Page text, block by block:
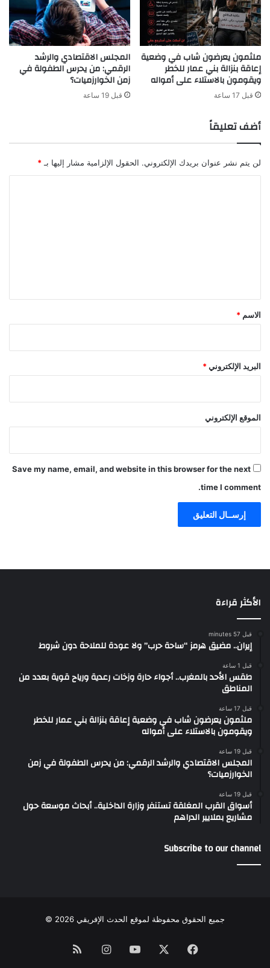
ملثمون يعرضون شاب في وضعية
إعاقة بنزالة بني عمار للخطر
ويقومون بالاستلاء على أمواله
قبل 17 ساعة
المجلس الاقتصادي والرشد
الرقمي: من يحرس الطفولة في
زمن الخوارزميات؟
قبل 19 ساعة
أضف تعليقاً
لن يتم نشر عنوان بريدك الإلكتروني. الحقول الإلزامية مشار إليها بـ*
*
الاسم *
البريد الإلكتروني*
الموقع الإلكتروني
Save my name, email, and website in this browser for the next
time I comment.
الأكثر قراءة
قبل 57 minutes
إيران.. مضيق هرمز “ساحة حرب” ولا عودة للملاحة دون شروط
قبل 1 ساعة
طقس الأحد بالمغرب.. أجواء حارة وزخات رعدية ورياح قوية بعدد من
المناطق
قبل 17 ساعة
ملثمون يعرضون شاب في وضعية إعاقة بنزالة بني عمار للخطر
ويقومون بالاستلاء على أمواله
قبل 19 ساعة
المجلس الاقتصادي والرشد الرقمي: من يحرس الطفولة في زمن
الخوارزميات؟
قبل 19 ساعة
أسواق القرب المغلقة تستنفر وزارة الداخلية.. أبحاث موسعة حول
مشاريع بملايير الدراهم
Subscribe to our channel
جميع الحقوق محفوظة لموقع الحدث الإفريقي 2026 ©
Facebook
YouTube
Instagram
RSS